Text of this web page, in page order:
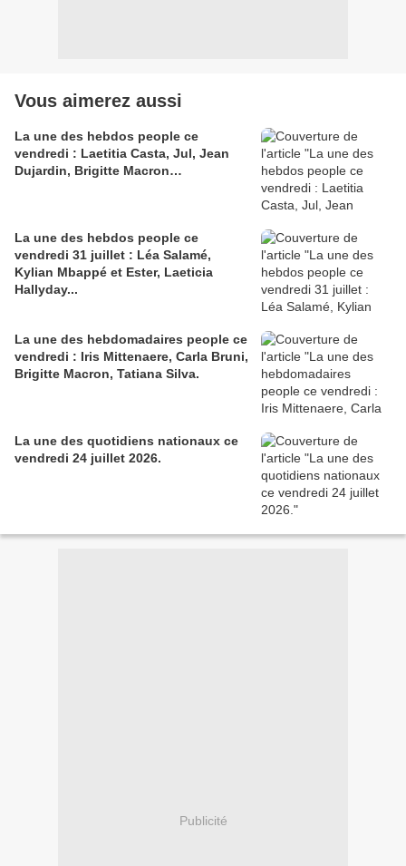
Vous aimerez aussi
La une des hebdos people ce
vendredi : Laetitia Casta, Jul, Jean
Dujardin, Brigitte Macron…
La une des hebdos people ce
vendredi 31 juillet : Léa Salamé,
Kylian Mbappé et Ester, Laeticia
Hallyday...
La une des hebdomadaires people ce
vendredi : Iris Mittenaere, Carla Bruni,
Brigitte Macron, Tatiana Silva.
La une des quotidiens nationaux ce
vendredi 24 juillet 2026.
Publicité